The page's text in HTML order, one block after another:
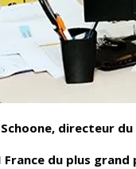
directeur
France du plus